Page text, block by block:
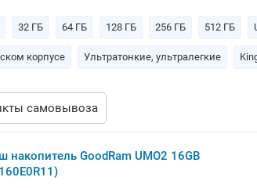
32 ГБ 64 ГБ 128 ГБ 256 ГБ 512 ГБ
корпусе Ультратонкие, ультралегкие
самовывоза
накопитель GoodRam UMO2 16GB